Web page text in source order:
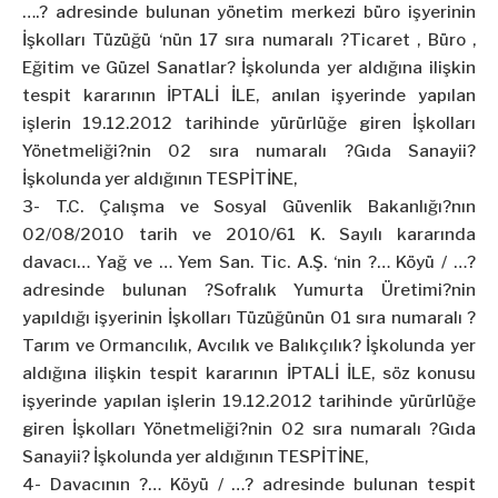
….? adresinde bulunan yönetim merkezi büro işyerinin
İşkolları Tüzüğü ‘nün 17 sıra numaralı ?Ticaret , Büro ,
Eğitim ve Güzel Sanatlar? İşkolunda yer aldığına ilişkin
tespit kararının İPTALİ İLE, anılan işyerinde yapılan
işlerin 19.12.2012 tarihinde yürürlüğe giren İşkolları
Yönetmeliği?nin 02 sıra numaralı ?Gıda Sanayii?
İşkolunda yer aldığının TESPİTİNE,
3- T.C. Çalışma ve Sosyal Güvenlik Bakanlığı?nın
02/08/2010 tarih ve 2010/61 K. Sayılı kararında
davacı… Yağ ve … Yem San. Tic. A.Ş. ‘nin ?… Köyü / …?
adresinde bulunan ?SofralıkYumurta Üretimi?nin
yapıldığı işyerinin İşkolları Tüzüğünün 01 sıra numaralı ?
Tarım ve Ormancılık, Avcılık ve Balıkçılık? İşkolunda yer
aldığına ilişkin tespit kararının İPTALİ İLE, söz konusu
işyerinde yapılan işlerin 19.12.2012 tarihinde yürürlüğe
giren İşkolları Yönetmeliği?nin 02 sıra numaralı ?Gıda
Sanayii? İşkolunda yer aldığının TESPİTİNE,
4- Davacının ?… Köyü / …? adresinde bulunan tespit